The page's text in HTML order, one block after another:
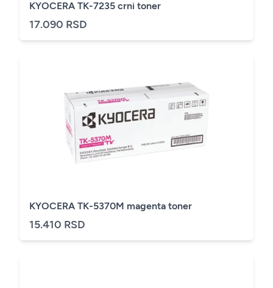
KYOCERA TK-7235 crni toner
17.090 RSD
KYOCERA TK-5370M magenta toner
15.410 RSD